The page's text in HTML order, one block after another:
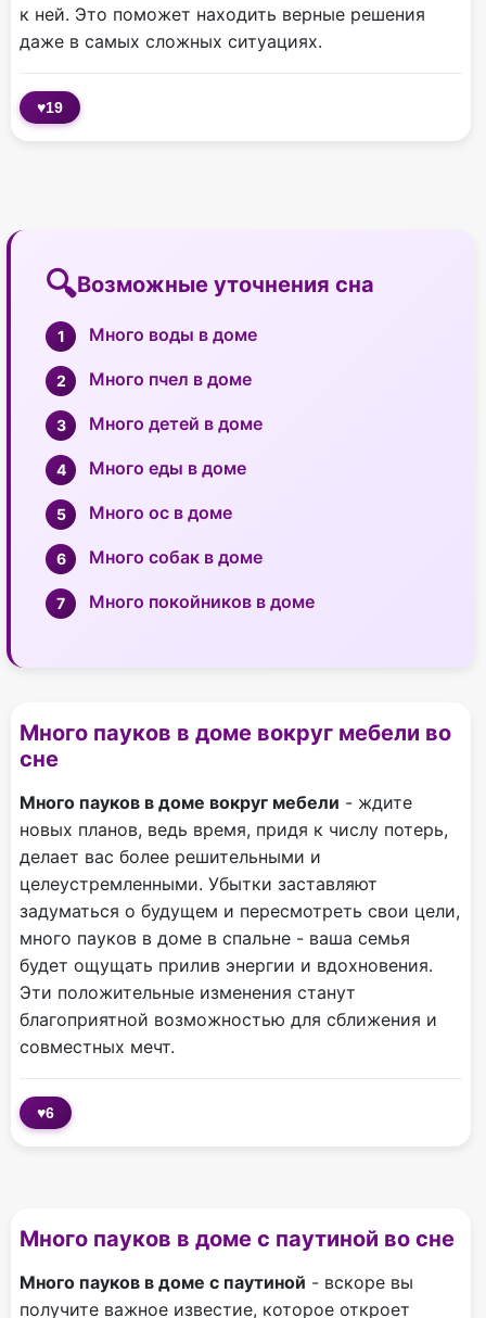
к ней. Это поможет находить верные решения
даже в самых сложных ситуациях.
♥19
Возможные уточнения сна
Много воды в доме
Много пчел в доме
Много детей в доме
Много еды в доме
Много ос в доме
Много собак в доме
Много покойников в доме
Много пауков в доме вокруг мебели во
сне
Много пауков в доме вокруг мебели - ждите
новых планов, ведь время, придя к числу потерь,
делает вас более решительными и
целеустремленными. Убытки заставляют
задуматься о будущем и пересмотреть свои цели,
много пауков в доме в спальне - ваша семья
будет ощущать прилив энергии и вдохновения.
Эти положительные изменения станут
благоприятной возможностью для сближения и
совместных мечт.
♥6
Много пауков в доме с паутиной во сне
Много пауков в доме с паутиной - вскоре вы
получите важное известие, которое откроет